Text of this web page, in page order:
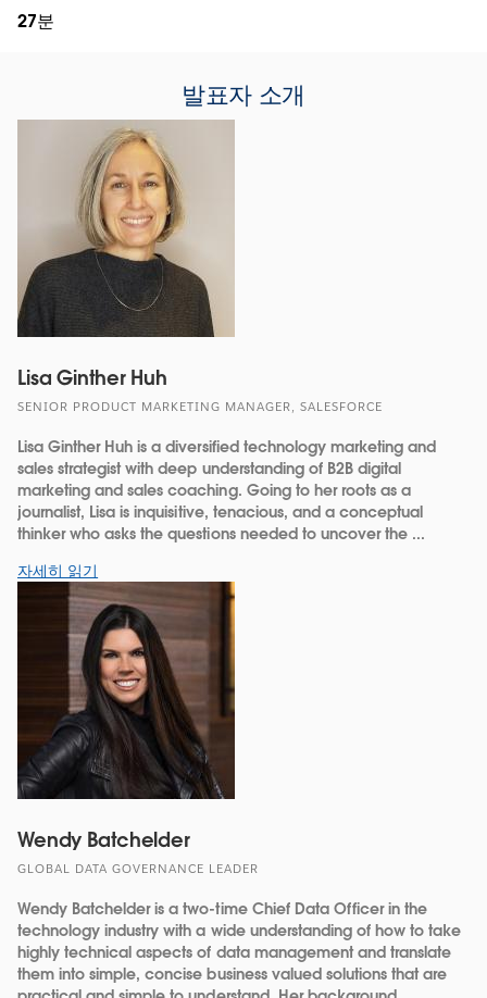
27분
발표자 소개
Lisa Ginther Huh
SENIOR PRODUCT MARKETING MANAGER, SALESFORCE
Lisa Ginther Huh is a diversified technology marketing and
sales strategist with deep understanding of B2B digital
marketing and sales coaching. Going to her roots as a
journalist, Lisa is inquisitive, tenacious, and a conceptual
thinker who asks the questions needed to uncover the ...
자세히 읽기
Wendy Batchelder
GLOBAL DATA GOVERNANCE LEADER
Wendy Batchelder is a two-time Chief Data Officer in the
technology industry with a wide understanding of how to take
highly technical aspects of data management and translate
them into simple, concise business valued solutions that are